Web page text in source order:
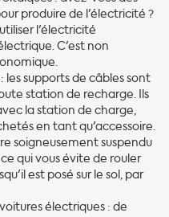
produire de l'électricité ?
l'électricité
C'est non
supports de câbles sont
station de recharge. Ils
la station de charge,
en tant qu'accessoire.
soigneusement suspendu
qui vous évite de rouler
est posé sur le sol, par
électriques : de